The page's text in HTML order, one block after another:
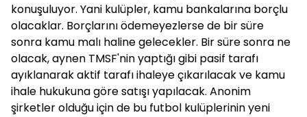
konuşuluyor. Yani kulüpler, kamu bankalarına borçlu
olacaklar. Borçlarını ödemeyezlerse de bir süre
sonra kamu malı haline gelecekler. Bir süre sonra ne
olacak, aynen TMSF'nin yaptığı gibi pasif tarafı
ayıklanarak aktif tarafı ihaleye çıkarılacak ve kamu
ihale hukukuna göre satışı yapılacak. Anonim
şirketler olduğu için de bu futbol kulüplerinin yeni